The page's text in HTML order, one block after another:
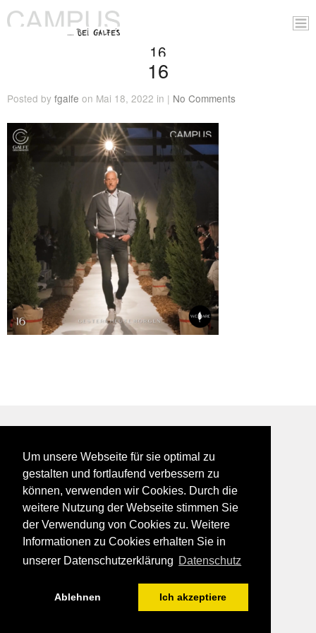
Um unsere Webseite für sie optimal zu
gestalten und fortlaufend verbessern zu
können, verwenden wir Cookies. Durch die
weitere Nutzung der Webseite stimmen Sie
der Verwendung von Cookies zu. Weitere
Informationen zu Cookies erhalten Sie in
unserer Datenschutzerklärung Datenschutz
Ablehnen Ich akzeptiere
16
16
Posted by fgalfe on Mai 18, 2022 in | No Comments
BEI GALFES - hier wird man getroffen
impressum
datenschutz
disclaimer